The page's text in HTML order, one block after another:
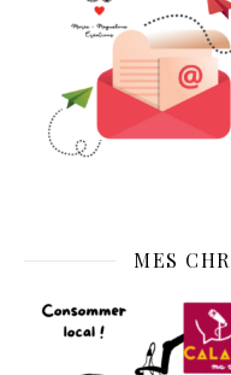
MES